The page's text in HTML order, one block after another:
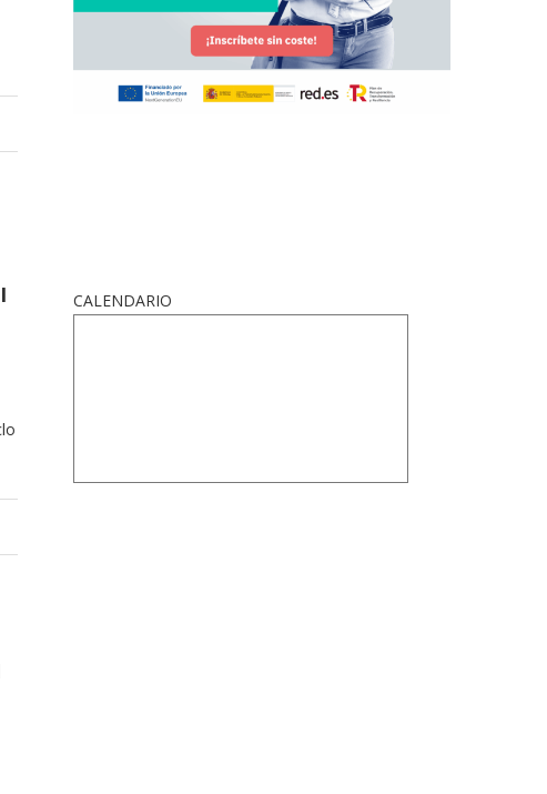
CALENDARIO